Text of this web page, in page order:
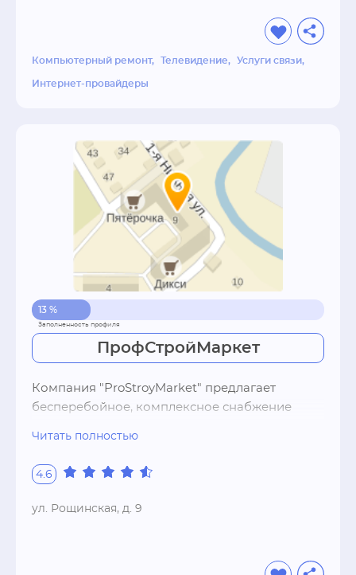
дорожащей каждым клиентом. Мы стремимся
стать единым оператором для абонента,
используя возможности современной сети,
Компьютерный ремонт Телевидение Услуги связи
Интернет-провайдеры
13 %
ПрофСтройМаркет
Компания "ProStroyMarket" предлагает
бесперебойное, комплексное снабжение
материалами для производства работ
строительными бригадами (офисные
помещения, квартиры, дома) Оптом и в
конкурентоспособные цены на строительном
Читать полностью
4.6
ул. Рощинская, д. 9